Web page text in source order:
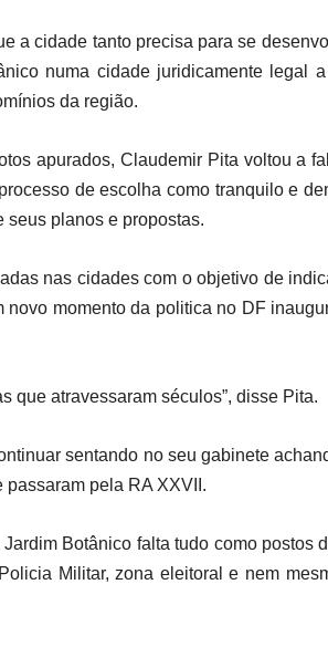
a cidade tanto precisa para se
numa cidade juridicamente legal
da região.
apurados, Claudemir Pita voltou a
de escolha como tranquilo e
seus planos e propostas.
nas cidades com o objetivo de
novo momento da politica no DF
que atravessaram séculos”, disse Pita.
sentando no seu gabinete
pela RA XXVII.
Botânico falta tudo como postos
Militar, zona eleitoral e nem